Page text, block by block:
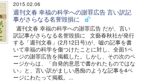
2015.02.06
週刊文春 幸福の科学への謝罪広告 言い訳記
事がさらなる名誉毀損に
週刊文春 幸福の科学への謝罪広告 だが、言い
訳記事がさらなる名誉毀損に 文藝春秋社が発行
する「週刊文春」(2月12日号)が、嘘の記事を書
いて幸福の科学を傷つけたことに対し、全面1ペ
ージの謝罪広告を掲載した。しかし、その次のペ
ージからは、「自発的意思で書かれたものではな
い」と、言い訳がましい愚痴のような記事を4ペ
ージにわたって掲載。...